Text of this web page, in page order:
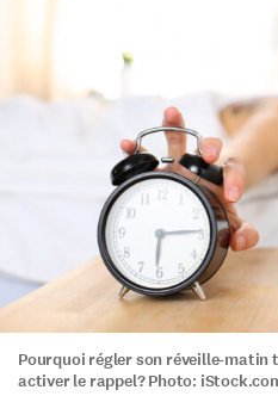
Pourquoi régler son réveille-
activer le rappel? Photo: